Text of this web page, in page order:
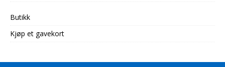
Butikk
Kjøp et gavekort